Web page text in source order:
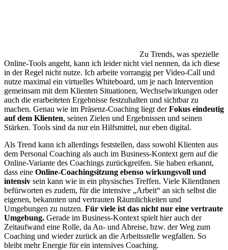
Zu Trends, was spezielle
Online-Tools angeht, kann ich leider nicht viel nennen, da ich diese
in der Regel nicht nutze. Ich arbeite vorrangig per Video-Call und
nutze maximal ein virtuelles Whiteboard, um je nach Intervention
gemeinsam mit dem Klienten Situationen, Wechselwirkungen oder
auch die erarbeiteten Ergebnisse festzuhalten und sichtbar zu
machen. Genau wie im Präsenz-Coaching liegt derFokus eindeutig
auf dem Klienten, seinen Zielen und Ergebnissen und seinen
Stärken. Tools sind da nur ein Hilfsmittel, nur eben digital.
Als Trend kann ich allerdings feststellen, dass sowohl Klienten aus
dem Personal Coaching als auch im Business-Kontext gern auf die
Online-Variante des Coachings zurückgreifen. Sie haben erkannt,
dass eine Online-Coachingsitzung ebenso wirkungsvoll und
intensiv sein kann wie in ein physisches Treffen. Viele KlientInnen
befürworten es zudem, für die intensive „Arbeit“ an sich selbst die
eigenen, bekannten und vertrauten Räumlichkeiten und
Umgebungen zu nutzen. Für viele ist das nicht nur eine vertraute
Umgebung. Gerade im Business-Kontext spielt hier auch der
Zeitaufwand eine Rolle, da An- und Abreise, bzw. der Weg zum
Coaching und wieder zurück an die Arbeitsstelle wegfallen. So
bleibt mehr Energie für ein intensives Coaching.